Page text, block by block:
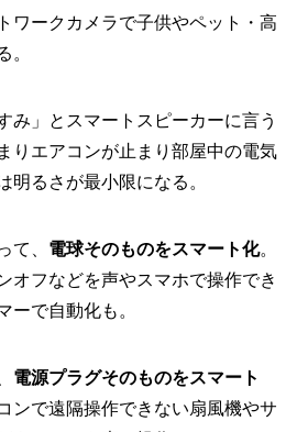
ワークカメラで子供やペット・高
み」とスマートスピーカーに言う
りエアコンが止まり部屋中の電気
明るさが最小限になる。
て、 電球そのものをスマート化。
オフなどを声やスマホで操作でき
ーで自動化も。
電源プラグそのものをスマート
ンで遠隔操作できない扇風機やサ